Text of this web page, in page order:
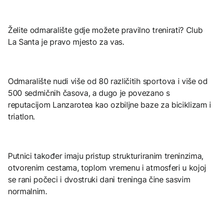
Želite odmaralište gdje možete pravilno trenirati? Club
La Santa je pravo mjesto za vas.
Odmaralište nudi više od 80 različitih sportova i više od
500 sedmičnih časova, a dugo je povezano s
reputacijom Lanzarotea kao ozbiljne baze za biciklizam i
triatlon.
Putnici također imaju pristup strukturiranim treninzima,
otvorenim cestama, toplom vremenu i atmosferi u kojoj
se rani počeci i dvostruki dani treninga čine sasvim
normalnim.